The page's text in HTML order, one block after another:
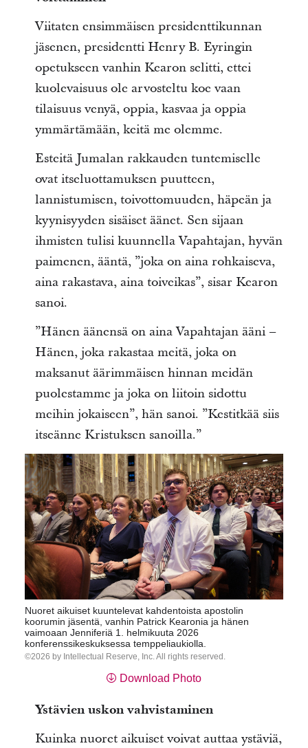
Viitaten ensimmäisen presidenttikunnan
jäsenen, presidentti Henry B. Eyringin
opetukseen vanhin Kearon selitti, ettei
kuolevaisuus ole arvosteltu koe vaan
tilaisuus venyä, oppia, kasvaa ja oppia
ymmärtämään, keitä me olemme.
Esteitä Jumalan rakkauden tuntemiselle
ovat itseluottamuksen puutteen,
lannistumisen, toivottomuuden, häpeän ja
kyynisyyden sisäiset äänet. Sen sijaan
ihmisten tulisi kuunnella Vapahtajan, hyvän
paimenen, ääntä, ”joka on aina rohkaiseva,
aina rakastava, aina toiveikas”, sisar Kearon
sanoi.
”Hänen äänensä on aina Vapahtajan ääni –
Hänen, joka rakastaa meitä, joka on
maksanut äärimmäisen hinnan meidän
puolestamme ja joka on liitoin sidottu
meihin jokaiseen”, hän sanoi. ”Kestitkää siis
itseänne Kristuksen sanoilla.”
Nuoret aikuiset kuuntelevat kahdentoista apostolin
koorumin jäsentä, vanhin Patrick Kearonia ja hänen
vaimoaan Jenniferiä 1. helmikuuta 2026
konferenssikeskuksessa temppeliaukiolla.
2026 by Intellectual Reserve, Inc. All rights reserved.
Download Photo
Ystävien uskon vahvistaminen
Kuinka nuoret aikuiset voivat auttaa ystäviä,